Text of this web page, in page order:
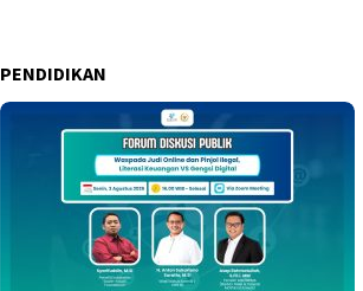
PENDIDIKAN